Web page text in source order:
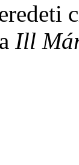
Ill